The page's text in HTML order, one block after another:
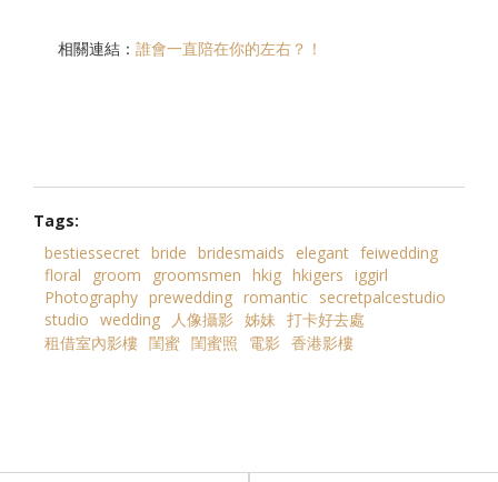
相關連結：誰會一直陪在你的左右？！
Tags:
bestiessecret bride bridesmaids elegant feiwedding
floral
groom groomsmen hkig hkigers iggirl
Photography prewedding romantic secretpalcestudio
studio wedding 人像攝影 姊妹 打卡好去處
租借室內影樓 閨蜜 閨蜜照 電影 香港影樓